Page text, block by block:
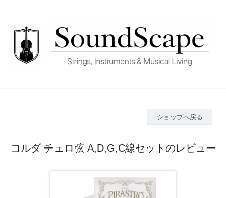
ショップへ戻る
コルダ チェロ弦 A,D,G,C線セットのレビュー